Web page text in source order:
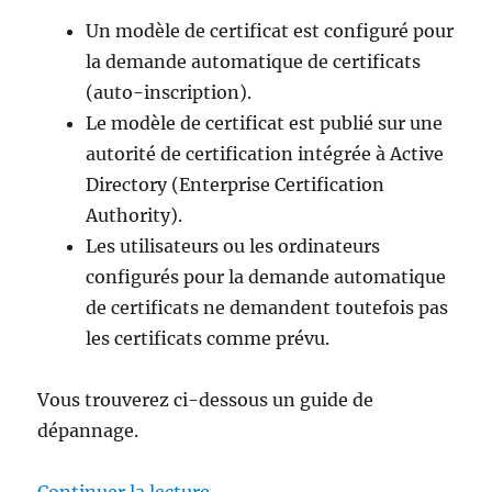
Un modèle de certificat est configuré pour
la demande automatique de certificats
(auto-inscription).
Le modèle de certificat est publié sur une
autorité de certification intégrée à Active
Directory (Enterprise Certification
Authority).
Les utilisateurs ou les ordinateurs
configurés pour la demande automatique
de certificats ne demandent toutefois pas
les certificats comme prévu.
Vous trouverez ci-dessous un guide de
dépannage.